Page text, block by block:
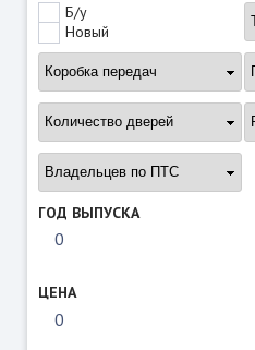
Б/у
Новый
ГОД ВЫПУСКА
ЦЕНА